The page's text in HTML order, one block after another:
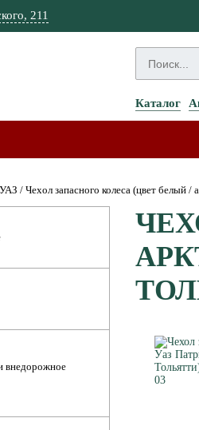
211
Каталог
/ Чехол запасного колеса (цвет
внедорожное